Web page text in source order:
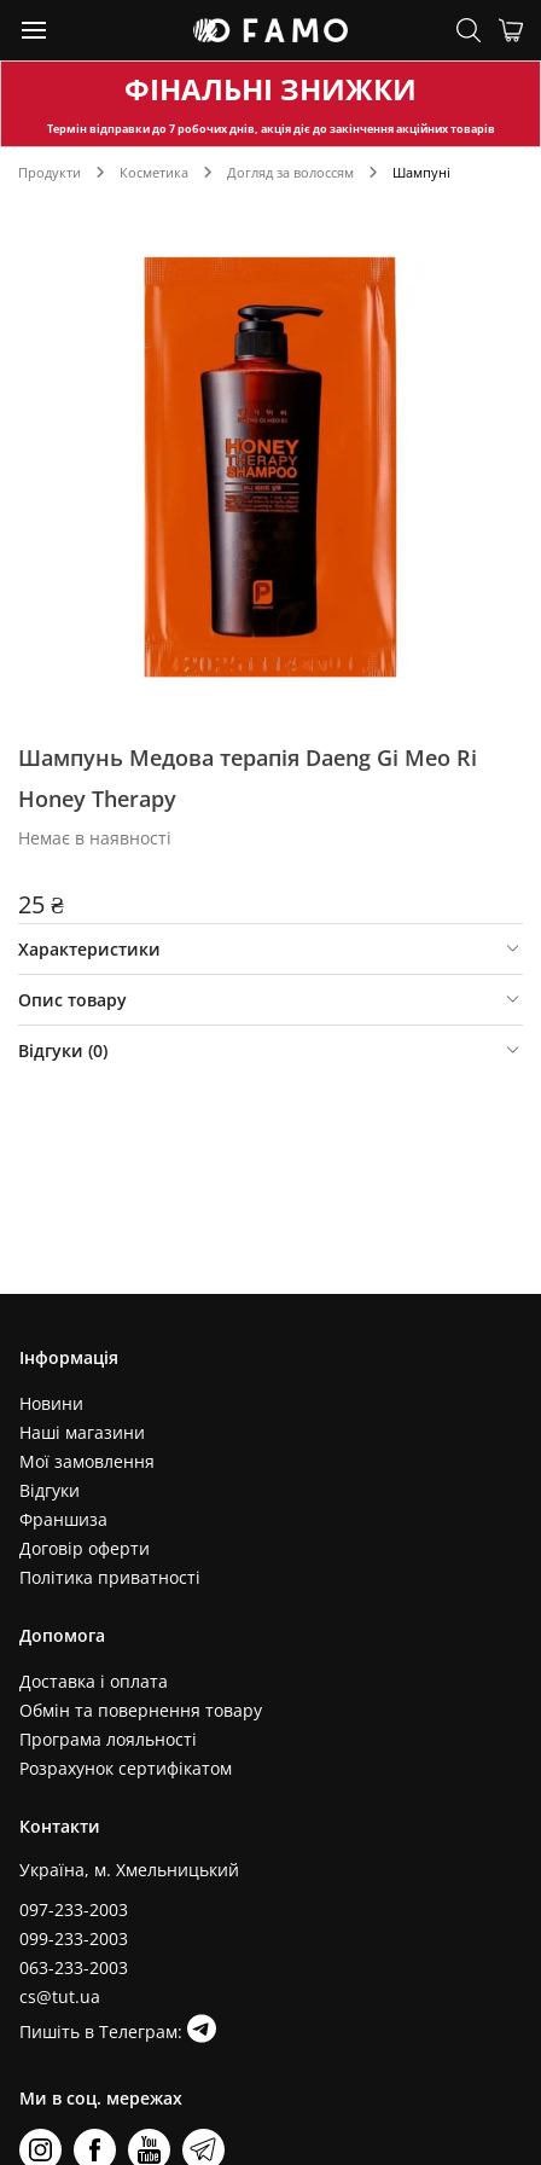
ФІНАЛЬНІ ЗНИЖКИ
Термін відправкидо 7 робочих днів, акція діє до закінчення акційних товарів
Продукти Косметика Догляд за волоссям Шампуні
Шампунь Медова терапія Daeng Gi Meo Ri
Honey Therapy
Немає в наявності
25 ₴
Характеристики
Опис товару
Відгуки (0)
Інформація
Новини
Наші магазини
Мої замовлення
Відгуки
Франшиза
Договір оферти
Політика приватності
Допомога
Доставка і оплата
Обмін та повернення товару
Програма лояльності
Розрахунок сертифікатом
Контакти
Україна, м. Хмельницький
097-233-2003
099-233-2003
063-233-2003
cs@tut.ua
Пишіть в Телеграм:
Ми в соц. мережах